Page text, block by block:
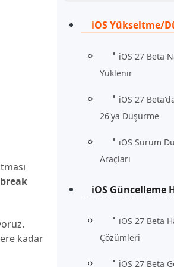
Daha Fazla Faydalı
iOS Yükseltme/
iOS 27 Beta
Yüklenir
iOS 27
26'ya Düşürme
iOS Sürüm
Araçları
iOS Güncelleme
iOS 27 Beta
Çözümleri
iOS 27 Beta
kadar